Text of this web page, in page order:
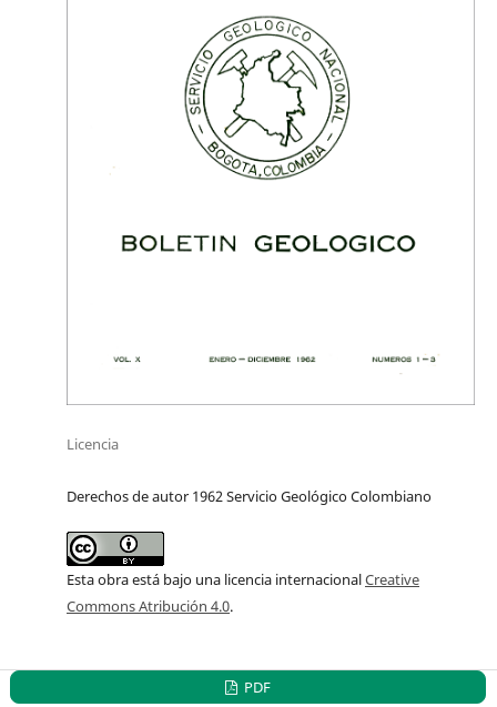
Licencia
Derechos de autor 1962 Servicio Geológico Colombiano
Esta obra está bajo una licencia internacionalCreative
Commons Atribución 4.0.
PDF